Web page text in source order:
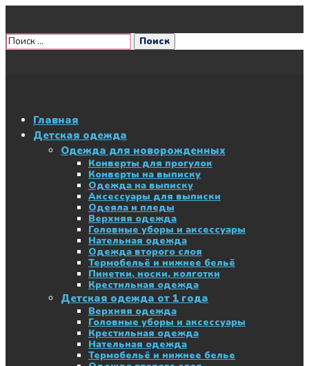
Главная
Детская одежда
Одежда для новорожденных
Конверты для прогулок
Конверты на выписку
Одежда на выписку
Аксессуары для выписки
Одеяла и пледы
Верхняя одежда
Головные уборы и аксессуары
Нательная одежда
Одежда второго слоя
Термобельё и нижнее бельё
Пинетки, носки, колготки
Крестильная одежда
Детская одежда от 1 года
Верхняя одежда
Головные уборы и аксессуары
Крестильная одежда
Нательная одежда
Термобельё и нижнее белье